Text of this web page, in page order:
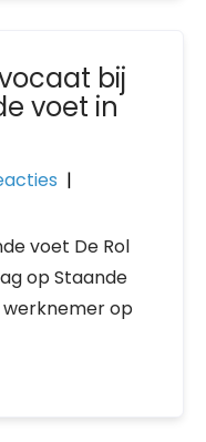
bij
voet in
|
voet De Rol
op Staande
op